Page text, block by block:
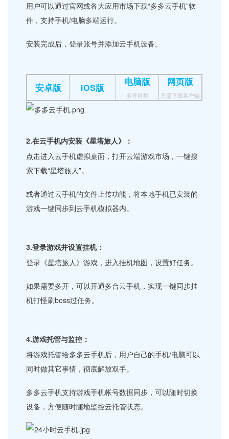
用户可以通过官网或各大应用市场下载“多多云手机”软
件，支持手机/电脑多端运行。
安装完成后，登录账号并添加云手机设备。
安卓版 iOS版 电脑版
多开群控
网页版
无需下载客户端
2.在云手机内安装《星塔旅人》：
点击进入云手机虚拟桌面，打开云端游戏市场，一键搜
索下载“星塔旅人”。
或者通过云手机的文件上传功能，将本地手机已安装的
游戏一键同步到云手机模拟器内。
3.登录游戏并设置挂机：
登录《星塔旅人》游戏，进入挂机地图，设置好任务。
如果需要多开，可以开通多台云手机，实现一键同步挂
机打怪刷boss过任务。
4.游戏托管与监控：
将游戏托管给多多云手机后，用户自己的手机/电脑可以
同时做其它事情，彻底解放双手。
多多云手机支持游戏手机帐号数据同步，可以随时切换
设备，方便随时随地监控云托管状态。